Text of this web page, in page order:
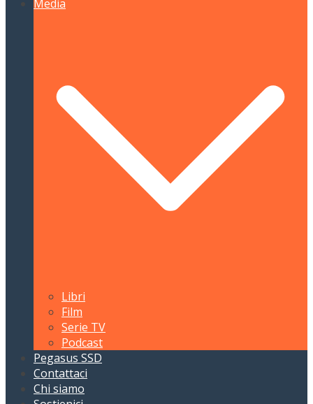
Media
Libri
Film
Serie TV
Podcast
Pegasus SSD
Contattaci
Chi siamo